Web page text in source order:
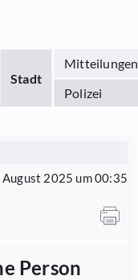
Stadt
Mitteilungen
Polizei
2025 um 00:35
Person